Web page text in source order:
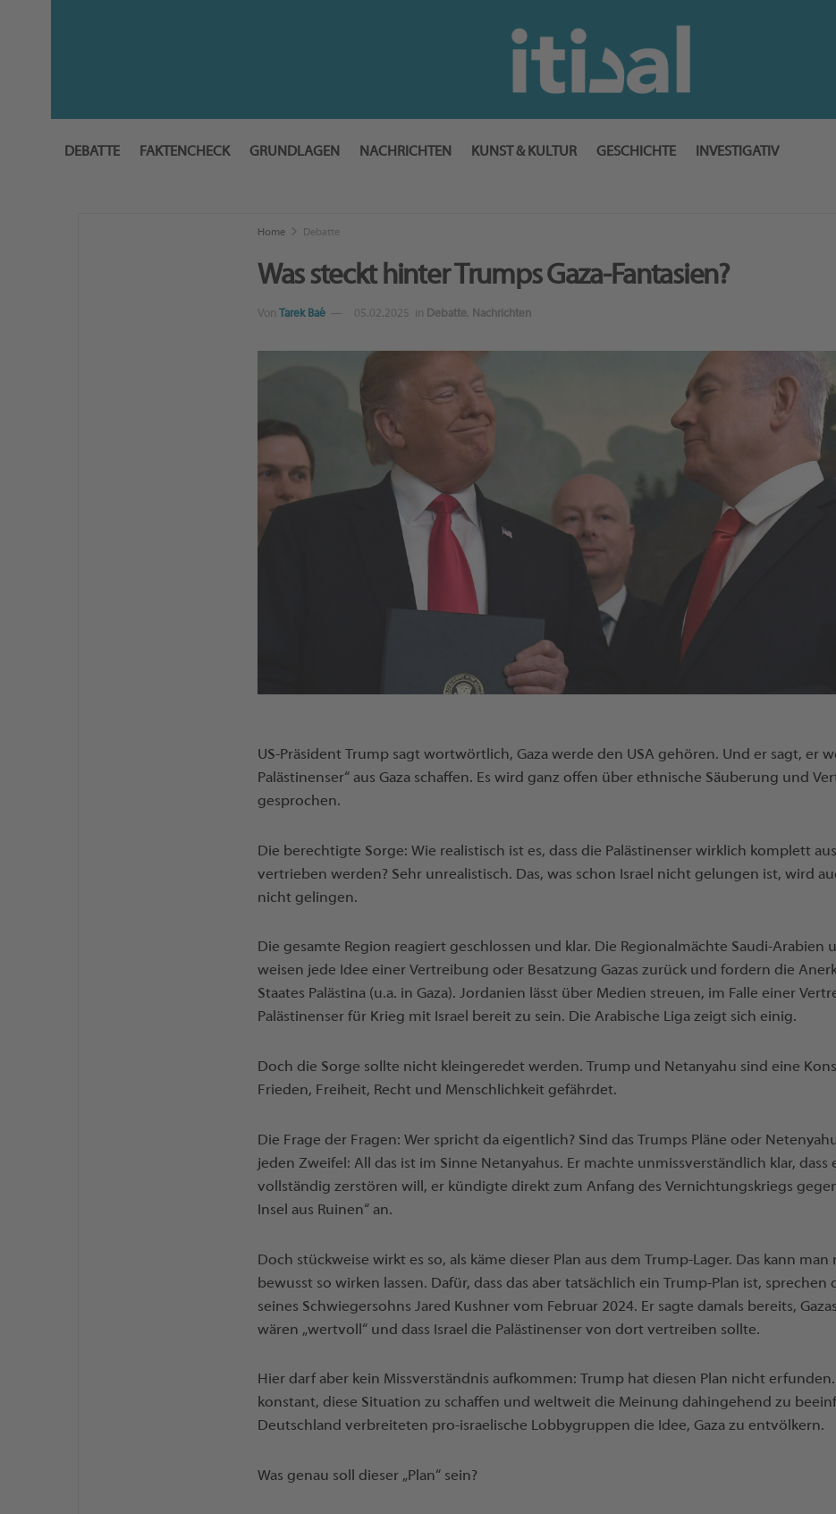
DEBATTE FAKTENCHECK GRUNDLAGEN NACHRICHTEN KUNST & KULTUR GESCHICHTE INVESTIGATIV
Home Debatte
Was steckt hinter Trumps Gaza-Fantasien?
Von Tarek Baé 05.02.2025 in Debatte, Nachrichten
US-Präsident Trump sagt wortwörtlich, Gaza werde den USA gehören. Und er sagt, er
Palästinenser“ aus Gaza schaffen. Es wird ganz offen über ethnische Säuberung und
gesprochen.
Die berechtigte Sorge: Wie realistisch ist es, dass die Palästinenser wirklich komplett
vertrieben werden? Sehr unrealistisch. Das, was schon Israel nicht gelungen ist, wird
nicht gelingen.
Die gesamte Region reagiert geschlossen und klar. Die Regionalmächte Saudi-Arabien
weisen jede Idee einer Vertreibung oder Besatzung Gazas zurück und fordern die
Staates Palästina (u.a. in Gaza). Jordanien lässt über Medien streuen, im Falle einer
Palästinenser für Krieg mit Israel bereit zu sein. Die Arabische Liga zeigt sich einig.
Doch die Sorge sollte nicht kleingeredet werden. Trump und Netanyahu sind eine
Frieden, Freiheit, Recht und Menschlichkeit gefährdet.
Die Frage der Fragen: Wer spricht da eigentlich? Sind das Trumps Pläne oder
jeden Zweifel: All das ist im Sinne Netanyahus. Er machte unmissverständlich klar, dass
vollständig zerstören will, er kündigte direkt zum Anfang des Vernichtungskriegs gegen
Insel aus Ruinen“ an.
Doch stückweise wirkt es so, als käme dieser Plan aus dem Trump-Lager. Das kann
bewusst so wirken lassen. Dafür, dass das aber tatsächlich ein Trump-Plan ist,
seines Schwiegersohns Jared Kushner vom Februar 2024. Er sagte damals bereits,
wären „wertvoll“ und dass Israel die Palästinenser von dort vertreiben sollte.
Hier darf aber kein Missverständnis aufkommen: Trump hat diesen Plan nicht
konstant, diese Situation zu schaffen und weltweit die Meinung dahingehend zu
Deutschland verbreiteten pro-israelische Lobbygruppen die Idee, Gaza zu entvölkern.
Was genau soll dieser „Plan“ sein?